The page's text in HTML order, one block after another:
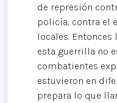
de represión
policía, contra el
locales.
esta guerrilla no
combatientes
estuvieron en
prepara lo que